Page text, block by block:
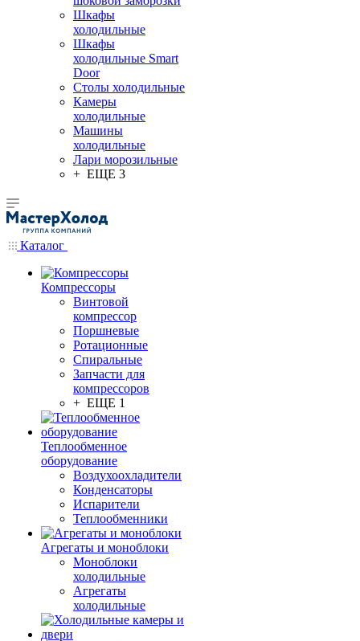
Шкафы
холодильные
Шкафы
холодильные Smart
Door
Столы холодильные
Камеры
холодильные
Машины
холодильные
Лари морозильные
+ ЕЩЕ 3
Каталог
Компрессоры
Винтовой
компрессор
Поршневые
Ротационные
Спиральные
Запчасти для
компрессоров
+ ЕЩЕ 1
Теплообменное
оборудование
Воздухоохладители
Конденсаторы
Испарители
Теплообменники
Агрегаты и моноблоки
Моноблоки
холодильные
Агрегаты
холодильные